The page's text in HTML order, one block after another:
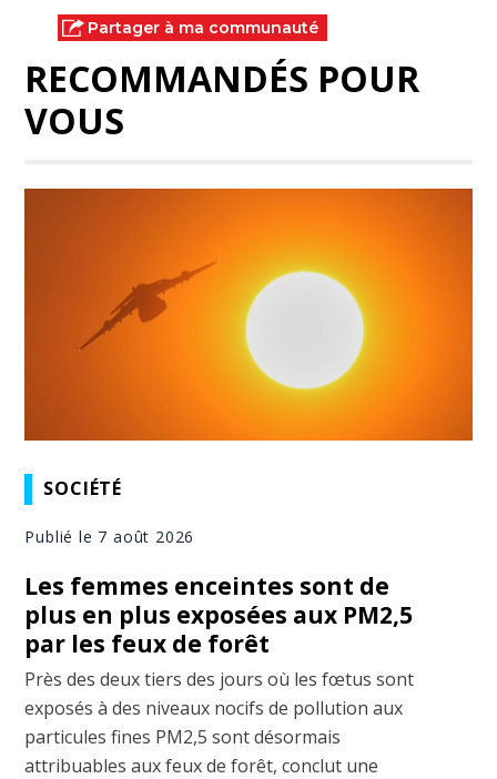
Partager à ma communauté
RECOMMANDÉS POUR
VOUS
SOCIÉTÉ
Publié le 7 août 2026
Les femmes enceintes sont de
plus en plus exposées aux PM2,5
par les feux de forêt
Près des deux tiers des jours où les fœtus sont
exposés à des niveaux nocifs de pollution aux
particules fines PM2,5 sont désormais
attribuables aux feux de forêt, conclut une